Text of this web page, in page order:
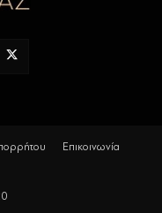
Επικοινωνία